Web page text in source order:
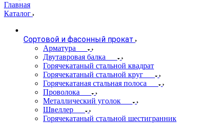
Главная
Каталог
Сортовой и фасонный прокат
Арматура
Двутавровая балка
Горячекатаный стальной квадрат
Горячекатаный стальной круг
Горячекатаная стальная полоса
Проволока
Металлический уголок
Швеллер
Горячекатаный стальной шестигранник